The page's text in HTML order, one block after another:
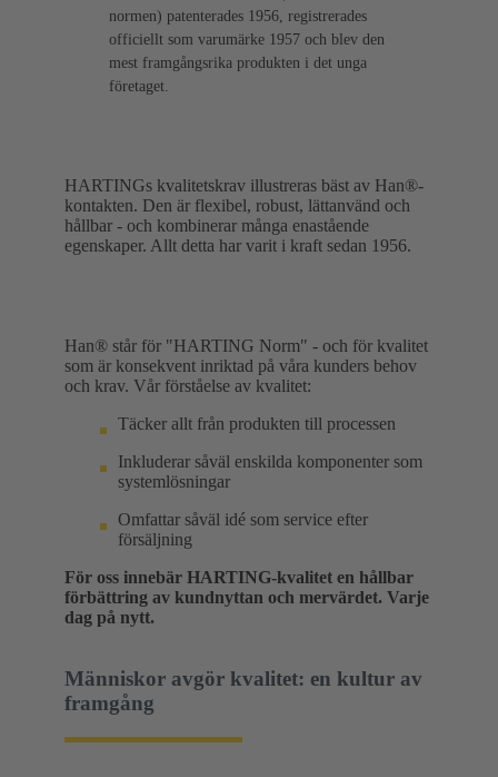
normen) patenterades 1956, registrerades
officiellt som varumärke 1957 och blev den
mest framgångsrika produkten i det unga
företaget.
HARTINGs kvalitetskrav illustreras bäst av Han®-
kontakten. Den är flexibel, robust, lättanvänd och
hållbar - och kombinerar många enastående
egenskaper. Allt detta har varit i kraft sedan 1956.
Han® står för "HARTING Norm" - och för kvalitet
som är konsekvent inriktad på våra kunders behov
och krav. Vår förståelse av kvalitet:
Täcker allt från produkten till processen
Inkluderar såväl enskilda komponenter som
systemlösningar
Omfattar såväl idé som service efter
försäljning
För oss innebär HARTING-kvalitet en hållbar
förbättring av kundnyttan och mervärdet. Varje
dag på nytt.
Människor avgör kvalitet: en kultur av
framgång